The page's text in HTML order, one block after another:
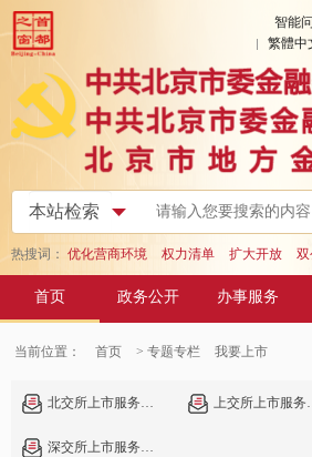
智能
繁體中
热搜词： 优化营商环境 权力清单 扩大开放
首页 政务公开 办事服务
当前位置： 首页 > 专题专栏 我要上市
北交所上市服务信息 上交所上市服务信息
深交所上市服务信息